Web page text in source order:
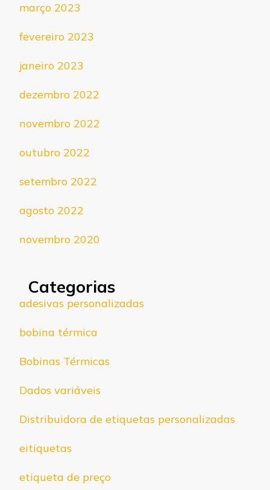
março 2023
fevereiro 2023
janeiro 2023
dezembro 2022
novembro 2022
outubro 2022
setembro 2022
agosto 2022
novembro 2020
Categorias
adesivas personalizadas
bobina térmica
Bobinas Térmicas
Dados variáveis
Distribuidora de etiquetas personalizadas
eitiquetas
etiqueta de preço